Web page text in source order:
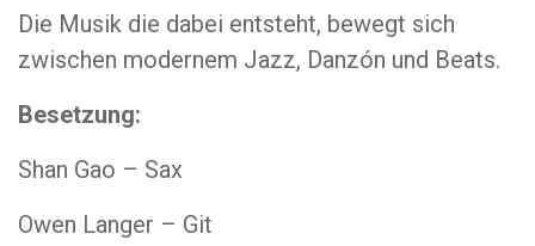
Die Musik die dabei entsteht, bewegt sich
zwischen modernem Jazz, Danzón und Beats.
Besetzung:
Shan Gao – Sax
Owen Langer – Git